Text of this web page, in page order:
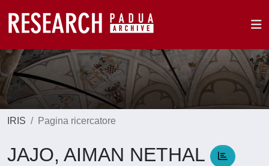
IRIS Pagina ricercatore
JAJO, AIMAN NETHAL